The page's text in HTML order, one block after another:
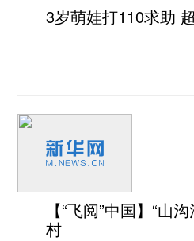
3岁萌娃打110求助
【“飞阅”中国】“山
村